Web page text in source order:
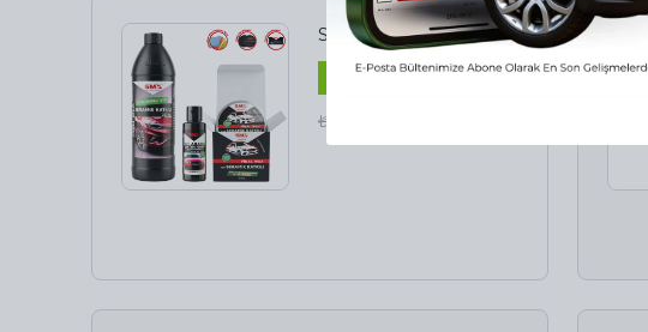
Süper Parlak Paket ✨
13
₺ 1,732.00